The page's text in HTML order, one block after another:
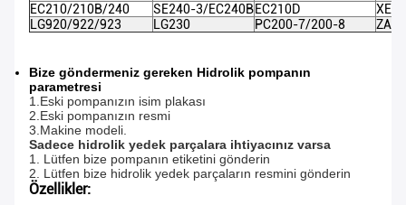
EC210/210B/240
SE240-3/EC240BEC210D
LG920/922/923
LG230 PC200-7/200-8
Bize göndermeniz gereken Hidrolik pompanın
parametresi
1.Eski pompanızın isim plakası
2.Eski pompanızın resmi
3.Makine modeli.
Sadece hidrolik yedek parçalara ihtiyacınız varsa
1. Lütfen bize pompanın etiketini gönderin
2. Lütfen bize hidrolik yedek parçaların resmini gönderin
Özellikler: